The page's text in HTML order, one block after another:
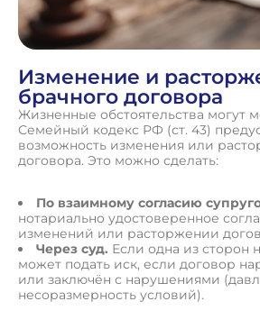
Изменение и
брачного договора
Жизненные обстоятельства могут
Семейный кодекс РФ (ст. 43)
возможность изменения или
договора. Это можно сделать:
По взаимному согласию
нотариально удостоверенное
изменений или расторжении
Через суд. Если одна из сторон
может подать иск, если договор
или заключён с нарушениями
несоразмерность условий).